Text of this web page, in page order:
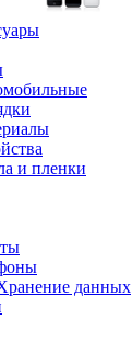
и пленки
данных